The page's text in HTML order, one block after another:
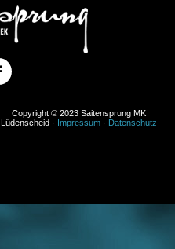
Copyright © 2023 Saitensprung MK
Lüdenscheid · Impressum · Datenschutz